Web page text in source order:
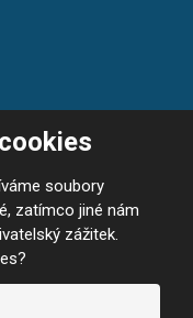
soubory
zatímco jiné nám
zážitek.